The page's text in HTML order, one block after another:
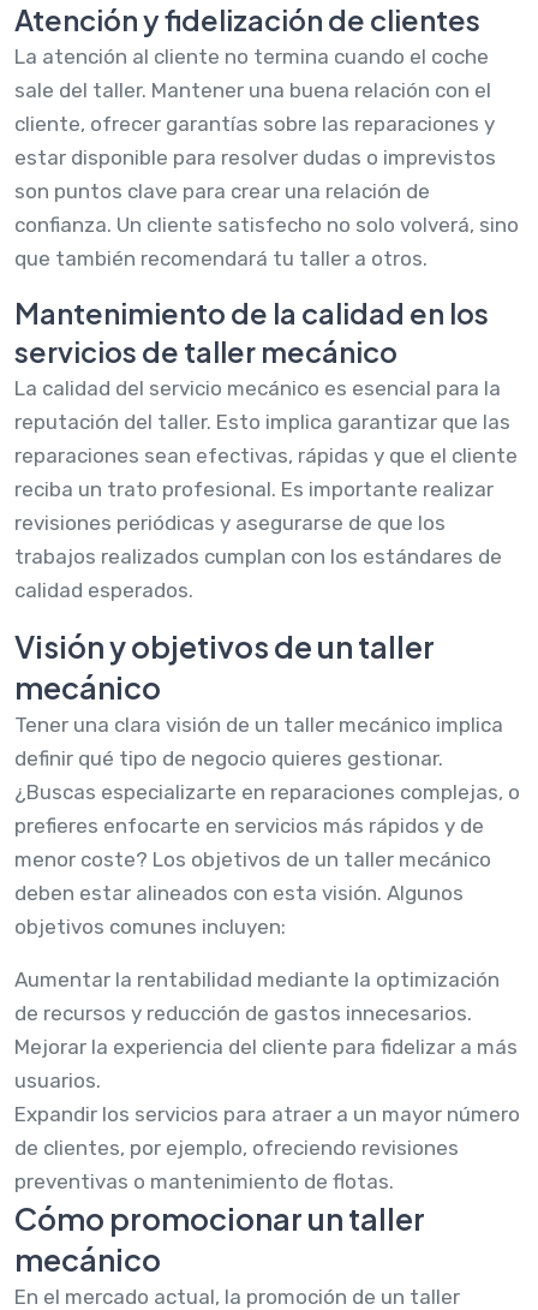
Atención y fidelización de clientes
La atención al cliente no termina cuando el coche
sale del taller. Mantener una buena relación con el
cliente, ofrecer garantías sobre las reparaciones y
estar disponible para resolver dudas o imprevistos
son puntos clave para crear una relación de
confianza. Un cliente satisfecho no solo volverá, sino
que también recomendará tu taller a otros.
Mantenimiento de la calidad en los
servicios de taller mecánico
La calidad del servicio mecánico es esencial para la
reputación del taller. Esto implica garantizar que las
reparaciones sean efectivas, rápidas y que el cliente
reciba un trato profesional. Es importante realizar
revisiones periódicas y asegurarse de que los
trabajos realizados cumplan con los estándares de
calidad esperados.
Visión y objetivos de un taller
mecánico
Tener una clara visión de un taller mecánico implica
definir qué tipo de negocio quieres gestionar.
¿Buscas especializarte en reparaciones complejas, o
prefieres enfocarte en servicios más rápidos y de
menor coste? Los objetivos de un taller mecánico
deben estar alineados con esta visión. Algunos
objetivos comunes incluyen:
Aumentar la rentabilidad mediante la optimización
de recursos y reducción de gastos innecesarios.
Mejorar la experiencia del cliente para fidelizar a más
usuarios.
Expandir los servicios para atraer a un mayor número
de clientes, por ejemplo, ofreciendo revisiones
preventivas o mantenimiento de flotas.
Cómo promocionar un taller
mecánico
En el mercado actual, la promoción de un taller